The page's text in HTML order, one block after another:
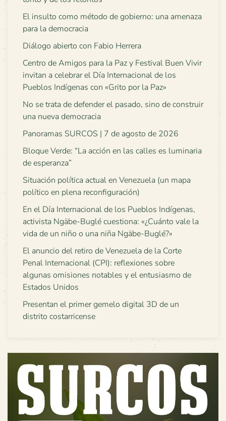
El insulto como método de gobierno: una amenaza
para la democracia
Diálogo abierto con Fabio Herrera
Centro de Amigos para la Paz y Festival Buen Vivir
invitan a celebrar el Día Internacional de los
Pueblos Indígenas con «Grito por la Paz»
No se trata de defender el pasado, sino de construir
una nueva democracia
Panoramas SURCOS | 7 de agosto de 2026
Bloque Verde: “La acción en las calles es luminaria
de esperanza”
Situación política actual en Venezuela (un mapa
político en plena reconfiguración)
En el Día Internacional de los Pueblos Indígenas,
activista Ngäbe-Buglé cuestiona: «¿Cuánto vale la
vida de un niño o una niña Ngäbe-Buglé?»
El anuncio del retiro de Venezuela de la Corte
Penal Internacional (CPI): reflexiones sobre
algunas omisiones notables y el entusiasmo de
Estados Unidos
Presentan el primer gemelo digital 3D de un
distrito costarricense